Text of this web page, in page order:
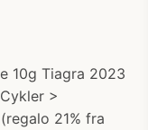
10g Tiagra 2023
>
21% fra